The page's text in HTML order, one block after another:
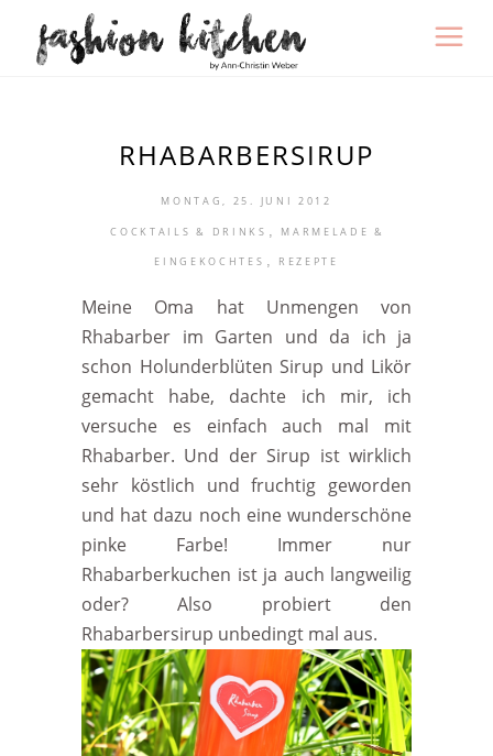
RHABARBERSIRUP
MONTAG, 25. JUNI 2012
COCKTAILS & DRINKS , MARMELADE &
EINGEKOCHTES , REZEPTE
Meine Oma hat Unmengen von
Rhabarber im Garten und da ich ja
schon Holunderblüten Sirup und Likör
gemacht habe, dachte ich mir, ich
versuche es einfach auch mal mit
Rhabarber. Und der Sirup ist wirklich
sehr köstlich und fruchtig geworden
und hat dazu noch eine wunderschöne
pinke Farbe! Immer nur
Rhabarberkuchen ist ja auch langweilig
oder? Also probiert den
Rhabarbersirup unbedingt mal aus.